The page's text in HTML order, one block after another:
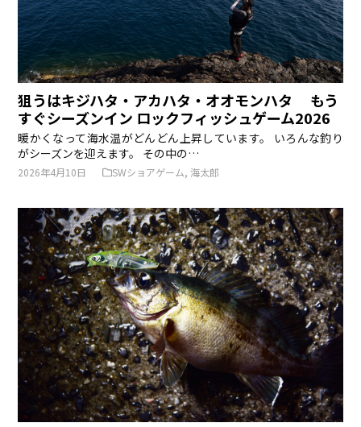
狙うはキジハタ・アカハタ・オオモンハタ もう
すぐシーズンイン ロックフィッシュゲーム2026
暖かくなって海水温がどんどん上昇しています。 いろんな釣り
がシーズンを迎えます。 その中の…
2026年4月10日 SWショアゲーム,海太郎